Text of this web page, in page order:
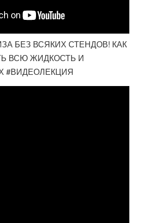
БЕЗ ВСЯКИХ СТЕНДОВ! КАК
ВСЮ ЖИДКОСТЬ И
#ВИДЕОЛЕКЦИЯ